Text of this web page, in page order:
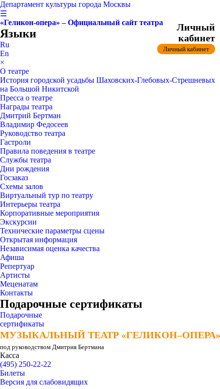
Департамент культуры города Москвы
☰
«Геликон-опера» – Официальный сайт театра
Языки
Ru
En
×
О театре
История городской усадьбы Шаховских-Глебовых-Стрешневых
на Большой Никитской
Пресса о театре
Награды театра
Дмитрий Бертман
Владимир Федосеев
Руководство театра
Гастроли
Правила поведения в театре
Службы театра
Дни рождения
Госзаказ
Схемы залов
Виртуальный тур по театру
Интерьеры театра
Корпоративные мероприятия
Экскурсии
Технические параметры сцены
Открытая информация
Независимая оценка качества
Афиша
Репертуар
Артисты
Меценатам
Контакты
Подарочные сертификаты
Подарочные
сертификаты
МУЗЫКАЛЬНЫЙ ТЕАТР «ГЕЛИКОН–ОПЕРА»
МУЗЫКАЛЬНЫЙ ТЕАТР «ГЕЛИКОН–ОПЕРА»
под руководством Дмитрия Бертмана
Касса
(495) 250-22-22
Личный
кабинет
Личный кабинет
Билеты
Версия для слабовидящих